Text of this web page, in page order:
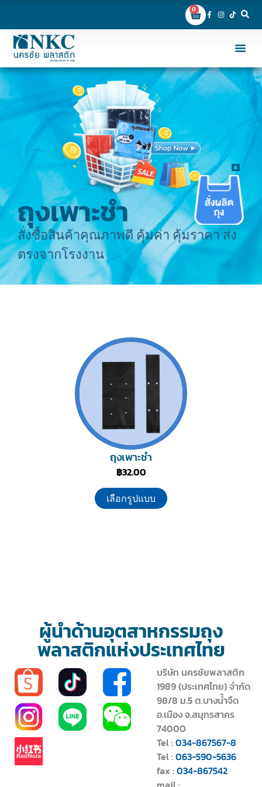
0
ถุงเพาะชำ
สั่งซื้อสินค้าคุณภาพดี คุ้มค่า คุ้มราคา ส่ง
ตรงจากโรงงาน
ถุงเพาะชำ
฿32.00
เลือกรูปแบบ
ผู้นำด้านอุตสาหกรรมถุง
พลาสติกแห่งประเทศไทย
บริษัท นครชัยพลาสติก
1989 (ประเทศไทย) จำกัด
98/8 ม.5 ต.บางน้ำจืด
อ.เมือง จ.สมุทรสาคร
74000
Tel :034-867567-8
Tel :063-590-5636
fax :034-867542